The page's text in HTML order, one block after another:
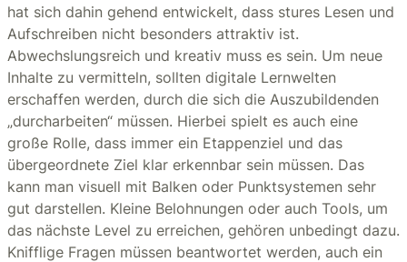
hat sich dahin gehend entwickelt, dass stures Lesen und
Aufschreiben nicht besonders attraktiv ist.
Abwechslungsreich und kreativ muss es sein. Um neue
Inhalte zu vermitteln, sollten digitale Lernwelten
erschaffen werden, durch die sich die Auszubildenden
„durcharbeiten“ müssen. Hierbei spielt es auch eine
große Rolle, dass immer ein Etappenziel und das
übergeordnete Ziel klar erkennbar sein müssen. Das
kann man visuell mit Balken oder Punktsystemen sehr
gut darstellen. Kleine Belohnungen oder auch Tools, um
das nächste Level zu erreichen, gehören unbedingt dazu.
Knifflige Fragen müssen beantwortet werden, auch ein